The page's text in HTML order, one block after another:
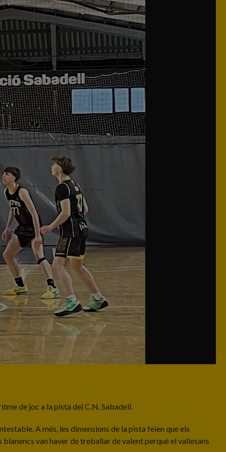
de joc a la pista del C.N. Sabadell.
A més, les dimensions de la pista feien que els
van haver de treballar de valent perquè el vallesans